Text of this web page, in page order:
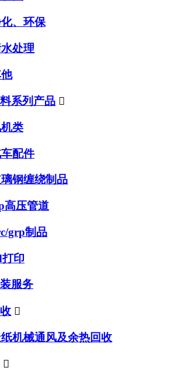
、环保
处理
系列产品 
类
配件
钢缠绕制品
高压管道
grp制品
打印
服务

机械通风及余热回收
